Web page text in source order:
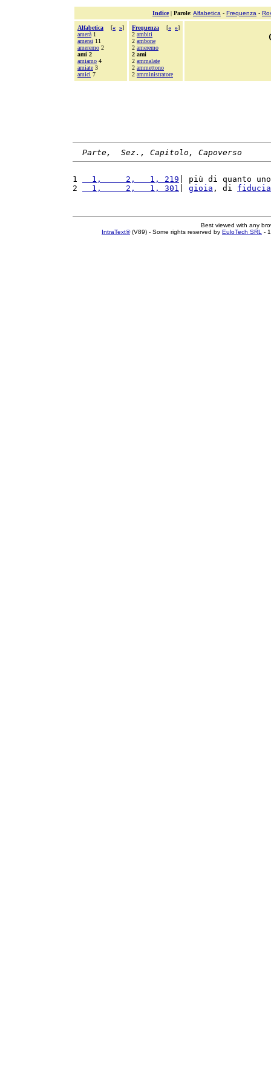
Indice| Parole: Alfabetica - Frequenza -
Alfabetica [« »]
amerà 1
amerai 11
ameremo 2
ami 2
amiamo 4
amiate 3
amici 7
Frequenza [« »]
2 ambiti
2 ambone
2 ameremo
2 ami
2 ammalate
2 ammettono
2 amministratore
Parte,  Sez., Capitolo, Capoverso
1
  1,     2,   1, 219
| più di quanto
2
  1,     2,   1, 301
gioia , di fiducia
Best viewed with any
IntraText®(V89) - Some rights reserved by EuloTech SRL -